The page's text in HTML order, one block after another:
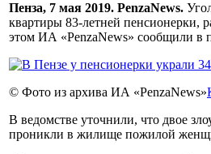
Пенза, 7 мая 2019. PenzaNews.
квартиры 83-летней пенсионерки,
этом ИА «PenzaNews» сообщили в
© Фото из архива ИА «PenzaNews»
В ведомстве уточнили, что двое
проникли в жилище пожилой